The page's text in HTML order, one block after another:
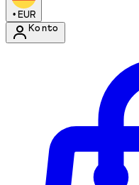
• EUR
Konto